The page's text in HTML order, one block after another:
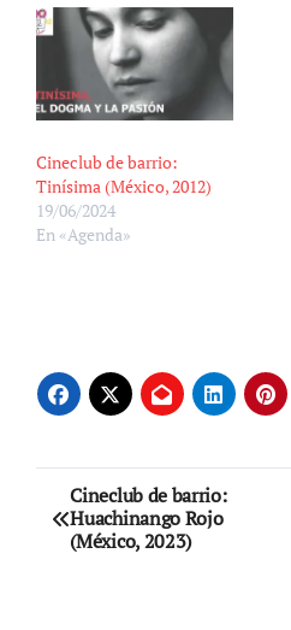
Cineclub de barrio:
Tinísima (México, 2012)
19/06/2024
En «Agenda»
Navegación
de
Cineclub de barrio:
Huachinango Rojo
(México, 2023)